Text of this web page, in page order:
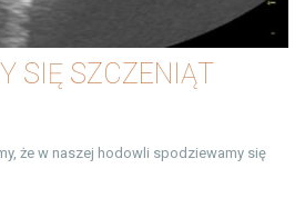
SIĘ SZCZENIĄT
że w naszej hodowli spodziewamy się